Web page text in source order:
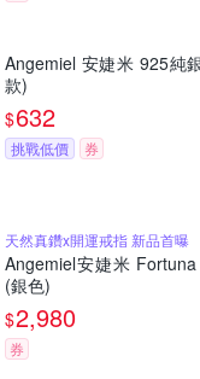
Angemiel 安婕米 925純
款)
$632
挑戰低價 券
天然真鑽x開運戒指 新品首曝
Angemiel安婕米
(銀色)
$2,980
券